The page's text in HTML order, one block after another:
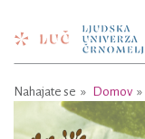
Nahajate se Domov
Previous